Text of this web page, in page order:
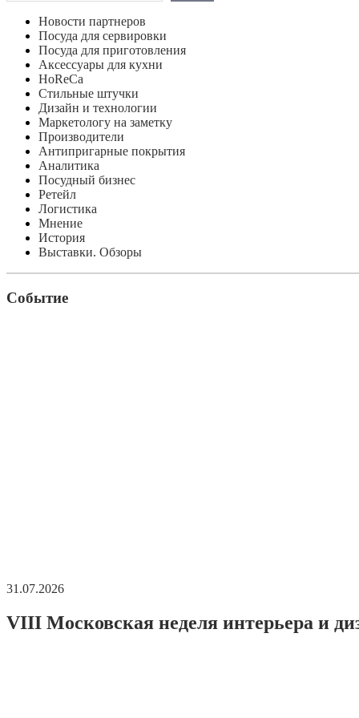
Новости партнеров
Посуда для сервировки
Посуда для приготовления
Аксессуары для кухни
HoReCa
Стильные штучки
Дизайн и технологии
Маркетологу на заметку
Производители
Антипригарные покрытия
Аналитика
Посудный бизнес
Ретейл
Логистика
Мнение
История
Выставки. Обзоры
Событие
31.07.2026
VIII Московская неделя интерьера и